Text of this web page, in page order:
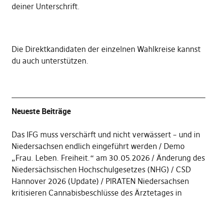
deiner Unterschrift.
Die Direktkandidaten der einzelnen Wahlkreise kannst
du auch unterstützen.
Neueste Beiträge
Das IFG muss verschärft und nicht verwässert – und in
Niedersachsen endlich eingeführt werden
Demo
„Frau. Leben. Freiheit.“ am 30.05.2026
Änderung des
Niedersächsischen Hochschulgesetzes (NHG)
CSD
Hannover 2026 (Update)
PIRATEN Niedersachsen
kritisieren Cannabisbeschlüsse des Ärztetages in